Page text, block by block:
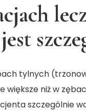
tylnych
większe niż w
szczególnie